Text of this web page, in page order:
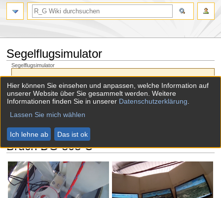
Segelflugsimulator
Segelflugsimulator
Beiträge)
(Unterschied) ← Nächstältere Version |Aktuelle Version(Unterschied
Nächstjüngere Version →(Unterschied)
Zur
Navigation
springen
Zur
Suche
springen
Segelflugsimulator auf Grundlage eines
Bruch DG 808 C
Hier können Sie einsehen und anpassen, welche Information auf
unserer Website über Sie gesammelt werden. Weitere
Informationen finden Sie in unserer Datenschutzerklärung
Lassen Sie mich wählen
Ich lehne ab Das ist ok